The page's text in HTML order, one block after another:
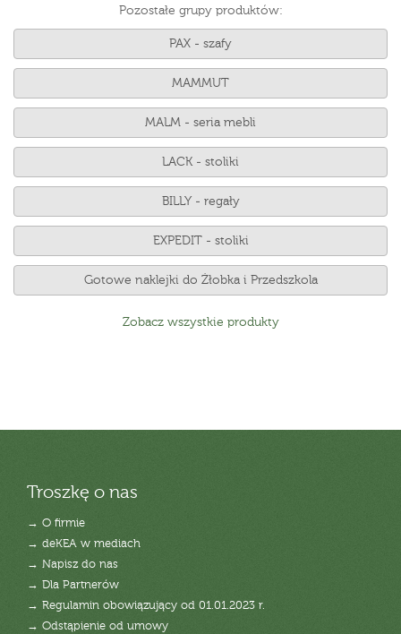
Pozostałe grupy produktów:
PAX - szafy
MAMMUT
MALM - seria mebli
LACK - stoliki
BILLY - regały
EXPEDIT - stoliki
Gotowe naklejki do Żłobka i Przedszkola
Zobacz wszystkie produkty
Troszkę o nas
→ O firmie
→ deKEA w mediach
→ Napisz do nas
→ Dla Partnerów
→ Regulamin obowiązujący od 01.01.2023 r.
→ Odstąpienie od umowy